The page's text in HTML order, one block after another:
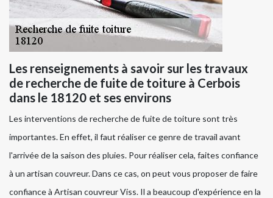
Les renseignements à savoir sur les travaux
de recherche de fuite de toiture à Cerbois
dans le 18120 et ses environs
Les interventions de recherche de fuite de toiture sont très
importantes. En effet, il faut réaliser ce genre de travail avant
l'arrivée de la saison des pluies. Pour réaliser cela, faites confiance
à un artisan couvreur. Dans ce cas, on peut vous proposer de faire
confiance à Artisan couvreur Viss. Il a beaucoup d'expérience en la